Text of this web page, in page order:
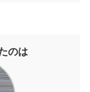
のは